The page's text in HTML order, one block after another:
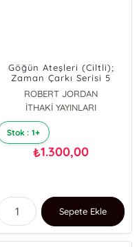
Göğün Ateşleri (Ciltli);
Zaman Çarkı Serisi 5
ROBERT JORDAN
İTHAKİ YAYINLARI
Stok : 1+
₺1.300,00
Sepete Ekle